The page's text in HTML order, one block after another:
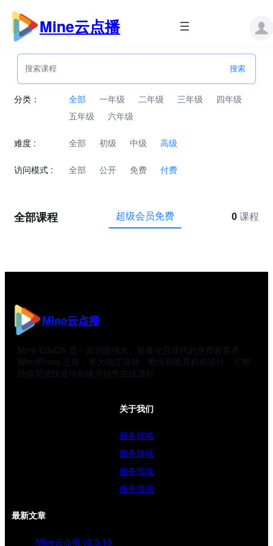
跳
内
Mine云点播
分类： 全部 一年级 二年级 三年级
四年级
五年级
六年级
难度 : 全部 初级 中级 高级
访问模式 : 全部 公开 免费 付费
全部课程 超级会员免费 0 课程
Mine云点播
Mine EduCN 是一款功能强大、轻量化且现代的免费教育类
WordPress 主题，专为独立讲师、教练和教育机构设计，可帮
助你简便快速地创建并销售在线课程
关于我们
服务领域
服务领域
服务领域
服务领域
最新文章
Mine云点播 v2.3.10